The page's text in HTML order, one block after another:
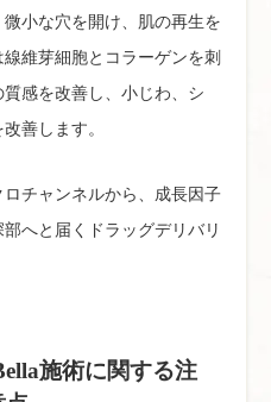
小な穴を開け、肌の再生を
維芽細胞とコラーゲンを刺
感を改善し、小じわ、シ
善します。
チャンネルから、成長因子
へと届くドラッグデリバリ
施術に関する注